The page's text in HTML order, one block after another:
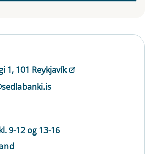
1, 101 Reykjavík
9-12 og 13-16